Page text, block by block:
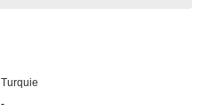
Turquie
-